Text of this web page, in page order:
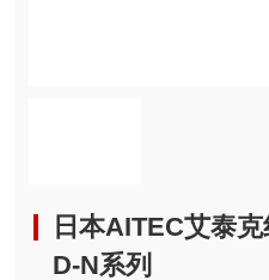
日本AITEC艾泰
D-N系列